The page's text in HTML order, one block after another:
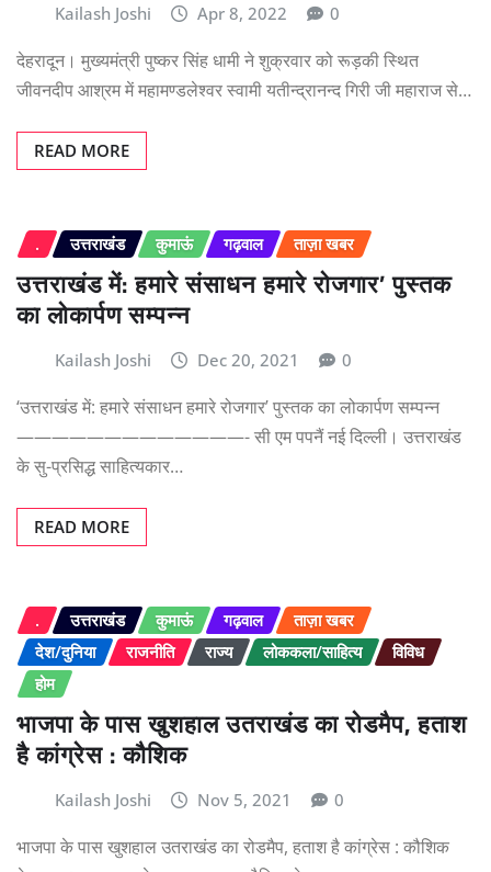
Kailash Joshi Apr 8, 2022 0
देहरादून। मुख्यमंत्री पुष्कर सिंह धामी ने शुक्रवार को रूड़की स्थित
जीवनदीप आश्रम में महामण्डलेश्वर स्वामी यतीन्द्रानन्द गिरी जी महाराज से…
READ MORE
. उत्तराखंड कुमाऊं गढ़वाल ताज़ा खबर
उत्तराखंड में: हमारे संसाधन हमारे रोजगार’ पुस्तक
का लोकार्पण सम्पन्न
Kailash Joshi Dec 20, 2021 0
‘उत्तराखंड में: हमारे संसाधन हमारे रोजगार’ पुस्तक का लोकार्पण सम्पन्न
—————————————- सी एम पपनैं नई दिल्ली। उत्तराखंड
के सु-प्रसिद्ध साहित्यकार…
READ MORE
. उत्तराखंड कुमाऊं गढ़वाल
ताज़ा खबर
देश/दुनिया
राजनीति राज्य लोककला/साहित्य
विविध
होम
भाजपा के पास खुशहाल उतराखंड का रोडमैप, हताश
है कांग्रेस : कौशिक
Kailash Joshi Nov 5, 2021 0
भाजपा के पास खुशहाल उतराखंड का रोडमैप, हताश है कांग्रेस : कौशिक